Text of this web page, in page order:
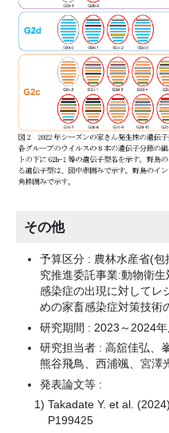
その他
予算区分 : 農林水産省(
究推進委託事業:動物衛
感染症の出現に対してレ
めの家畜感染症対策技術
研究期間 : 2023～2024
研究担当者 : 高舘佳弘、
熊谷飛鳥、西浦颯、宮澤
発表論文等 :
Takadate Y. et al.
P199425